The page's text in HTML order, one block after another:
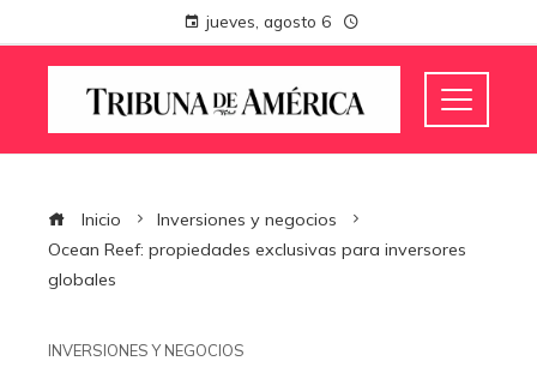
jueves, agosto 6
Inicio
Inversiones y negocios
Ocean Reef: propiedades exclusivas para inversores
globales
INVERSIONES Y NEGOCIOS